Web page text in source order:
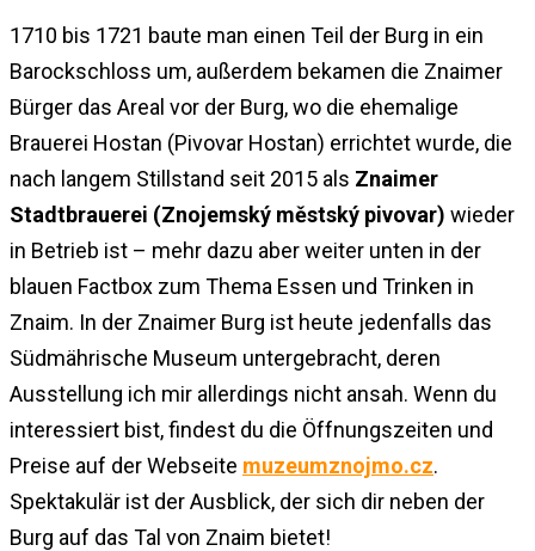
1710 bis 1721 baute man einen Teil der Burg in ein
Barockschloss um, außerdem bekamen die Znaimer
Bürger das Areal vor der Burg, wo die ehemalige
Brauerei Hostan (Pivovar Hostan) errichtet wurde, die
nach langem Stillstand seit 2015 als Znaimer
Stadtbrauerei (Znojemský městský pivovar) wieder
in Betrieb ist – mehr dazu aber weiter unten in der
blauen Factbox zum Thema Essen und Trinken in
Znaim. In der Znaimer Burg ist heute jedenfalls das
Südmährische Museum untergebracht, deren
Ausstellung ich mir allerdings nicht ansah. Wenn du
interessiert bist, findest du die Öffnungszeiten und
Preise auf der Webseite muzeumznojmo.cz.
Spektakulär ist der Ausblick, der sich dir neben der
Burg auf das Tal von Znaim bietet!